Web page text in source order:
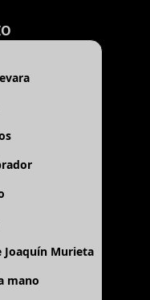
Joaquín Murieta
mano